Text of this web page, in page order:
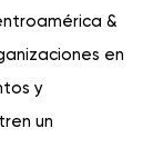
&
en
y
un